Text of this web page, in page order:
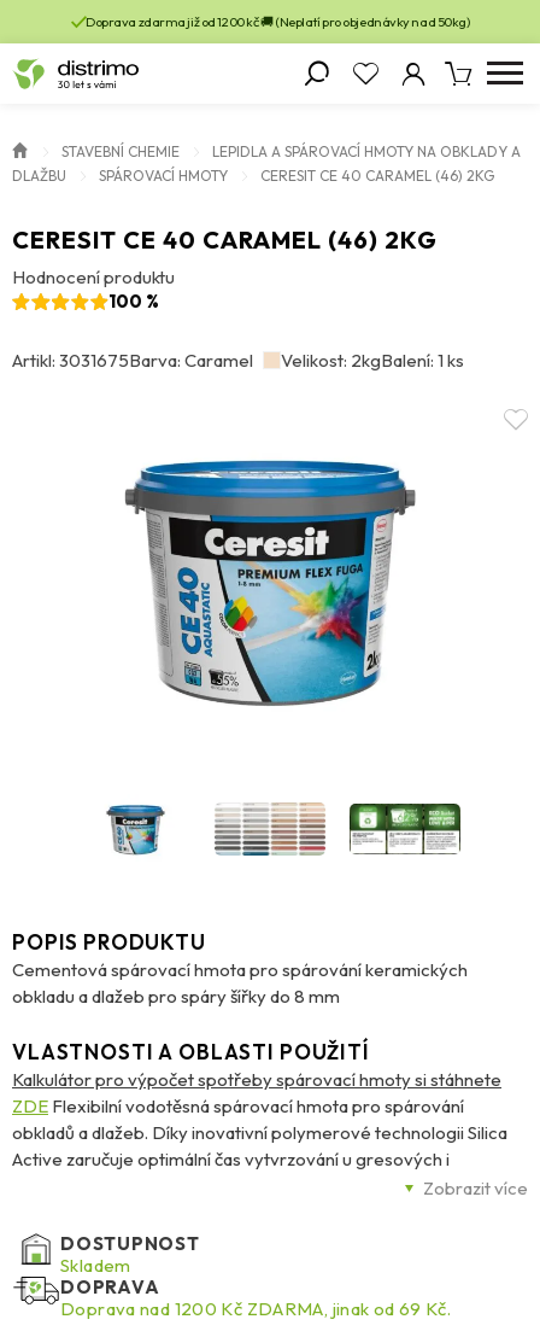
Doprava zdarma již od 1200 kč 🚚 (Neplatí pro objednávky nad 50kg)
STAVEBNÍ CHEMIE
LEPIDLA A SPÁROVACÍ HMOTY NA OBKLADY A
DLAŽBU
SPÁROVACÍ HMOTY CERESIT CE 40 CARAMEL (46) 2KG
CERESIT CE 40 CARAMEL (46) 2KG
Hodnocení produktu
100 %
Artikl: 3031675Barva: Caramel Velikost: 2kgBalení: 1 ks
POPIS PRODUKTU
Cementová spárovací hmota pro spárování keramických
obkladu a dlažeb pro spáry šířky do 8 mm
Zobrazit více
VLASTNOSTI A OBLASTI POUŽITÍ
Kalkulátor pro výpočet spotřeby spárovací hmoty si stáhnete
ZDE Flexibilní vodotěsná spárovací hmota pro spárování
obkladů a dlažeb. Díky inovativní polymerové technologii Silica
Active zaručuje optimální čas vytvrzování u gresových i
keramických dlažeb a dokonalou stálost a intenzitu barev bez
zaručuje dlouhodobou životnost spáry a ve spojení s Trojitou
ochranou MicroProtect je navíc účinně chráněna proti houbám a
plísním.
DOSTUPNOST
Skladem
DOPRAVA
Doprava nad 1200 Kč ZDARMA, jinak od 69 Kč.